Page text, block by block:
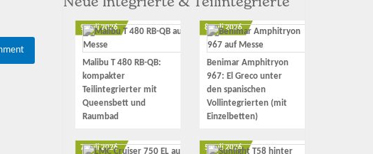
9. Juli 2026
Malibu T 480 RB-QB:
kompakter
Teilintegrierter mit
Queensbett und
Raumbad
8. Juli 2026
Benimar Amphitryon
967: El Greco unter
den spanischen
Vollintegrierten (mit
Einzelbetten)
7. Juli 2026 5. Juli 2026